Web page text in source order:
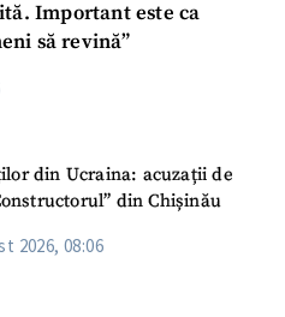
Important este ca
să revină”
din Ucraina: acuzații de
din Chișinău
2026, 08:06